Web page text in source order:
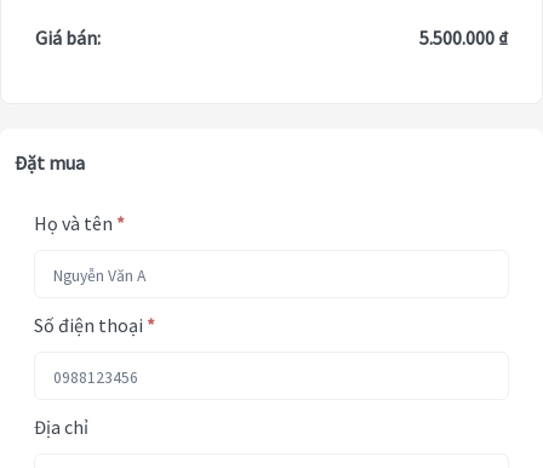
Giá bán: 5.500.000 ₫
Đặt mua
Họ và tên *
Số điện thoại *
Địa chỉ